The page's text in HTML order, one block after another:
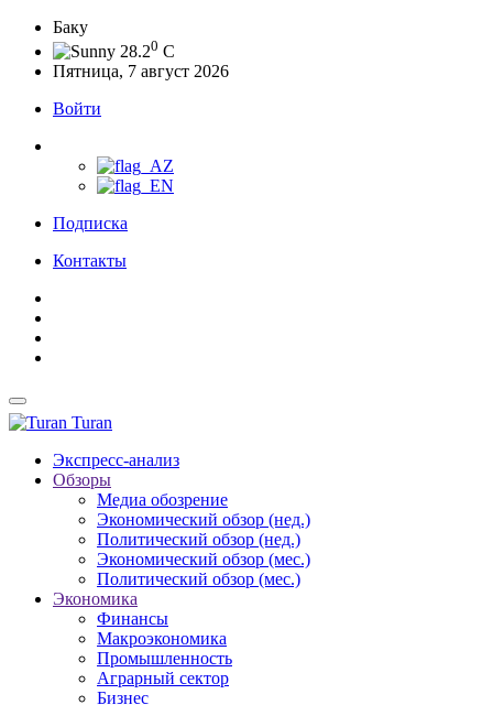
Баку
28.20 C
Пятница, 7 август 2026
Войти
Подписка
Контакты
Turan
Экспресс-анализ
Обзоры
Медиа обозрение
Экономический обзор (нед.)
Политический обзор (нед.)
Экономический обзор (мес.)
Политический обзор (мес.)
Экономика
Финансы
Макроэкономика
Промышленность
Аграрный сектор
Бизнес